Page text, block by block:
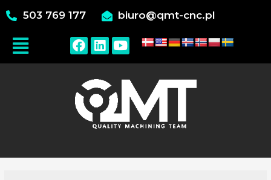
503 769 177 biuro@qmt-cnc.pl